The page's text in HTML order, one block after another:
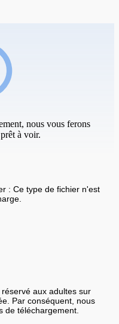
nous vous ferons
à voir.
: Ce type de fichier n'est
aux adultes sur
Par conséquent, nous
de téléchargement.